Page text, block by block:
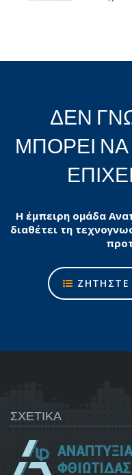
ΔΕΝ
ΜΠΟΡΕΙ ΝΑ
Η έμπειρη ομάδα
διαθέτει τη
ΣΧΕΤΙΚΑ